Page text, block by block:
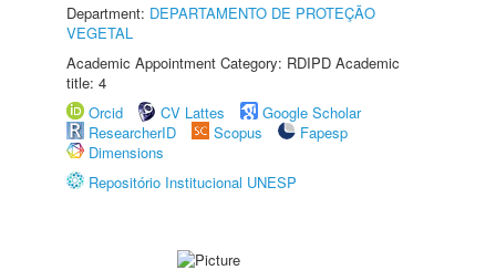
Department: DEPARTAMENTO DE PROTEÇÃO
VEGETAL
Academic Appointment Category: RDIPD Academic
title: 4
Orcid
CV Lattes
Google Scholar
ResearcherID
Scopus
Fapesp
Dimensions
Repositório Institucional UNESP